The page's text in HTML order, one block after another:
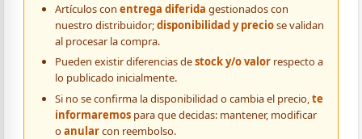
Artículos con entrega diferida gestionados con
nuestro distribuidor;disponibilidad y preciose validan
al procesar la compra.
Pueden existir diferencias destock y/o valorrespecto a
lo publicado inicialmente.
Si no se confirma la disponibilidad o cambia el precio,te
informaremospara que decidas: mantener, modificar
oanularcon reembolso.